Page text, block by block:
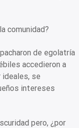
comunidad?
de egolatría
accedieron a
ideales, se
intereses
pero, ¿por